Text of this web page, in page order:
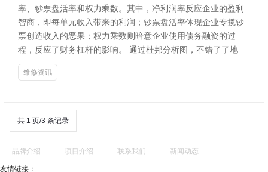
率、钞票盘活率和权力乘数。其中，净利润率反应企业的盈利
智商，即每单元收入带来的利润；钞票盘活率体现企业专揽钞
票创造收入的恶果；权力乘数则暗意企业使用债务融资的过
程，反应了财务杠杆的影响。 通过杜邦分析图，不错了了地
维修资讯
共 1 页/3 条记录
品牌介绍 项目介绍 联系我们 新闻动态
友情链接：